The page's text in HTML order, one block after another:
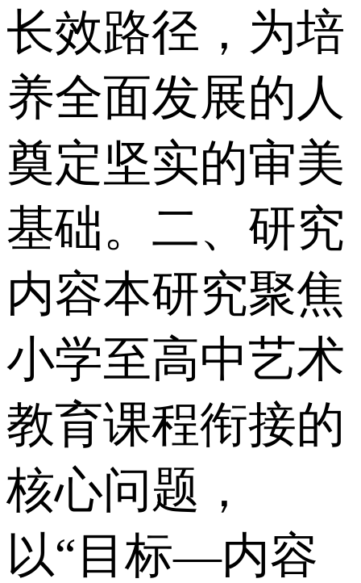
长效路径，为培
养全面发展的人
奠定坚实的审美
基础。 二、研究
内容 本研究聚焦
小学至高中艺术
教育课程衔接的
核心问题，
以“目标—内容